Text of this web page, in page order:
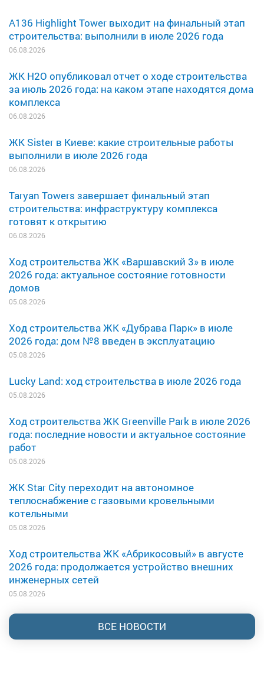
A136 Highlight Tower выходит на финальный этап
строительства: выполнили в июле 2026 года
06.08.2026
ЖК H2O опубликовал отчет о ходе строительства
за июль 2026 года: на каком этапе находятся дома
комплекса
06.08.2026
ЖК Sister в Киеве: какие строительные работы
выполнили в июле 2026 года
06.08.2026
Taryan Towers завершает финальный этап
строительства: инфраструктуру комплекса
готовят к открытию
06.08.2026
Ход строительства ЖК «Варшавский 3» в июле
2026 года: актуальное состояние готовности
домов
05.08.2026
Ход строительства ЖК «Дубрава Парк» в июле
2026 года: дом №8 введен в эксплуатацию
05.08.2026
Lucky Land: ход строительства в июле 2026 года
05.08.2026
Ход строительства ЖК Greenville Park в июле 2026
года: последние новости и актуальное состояние
работ
05.08.2026
ЖК Star City переходит на автономное
теплоснабжение с газовыми кровельными
котельными
05.08.2026
Ход строительства ЖК «Абрикосовый» в августе
2026 года: продолжается устройство внешних
инженерных сетей
05.08.2026
ВСЕ НОВОСТИ